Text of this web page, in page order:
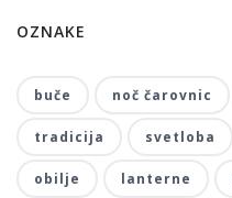
OZNAKE
buče noč čarovnic
tradicija svetloba
obilje lanterne